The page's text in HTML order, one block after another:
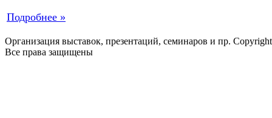
Подробнее »
Организация выставок, презентаций, семинаров и пр.
Все права защищены